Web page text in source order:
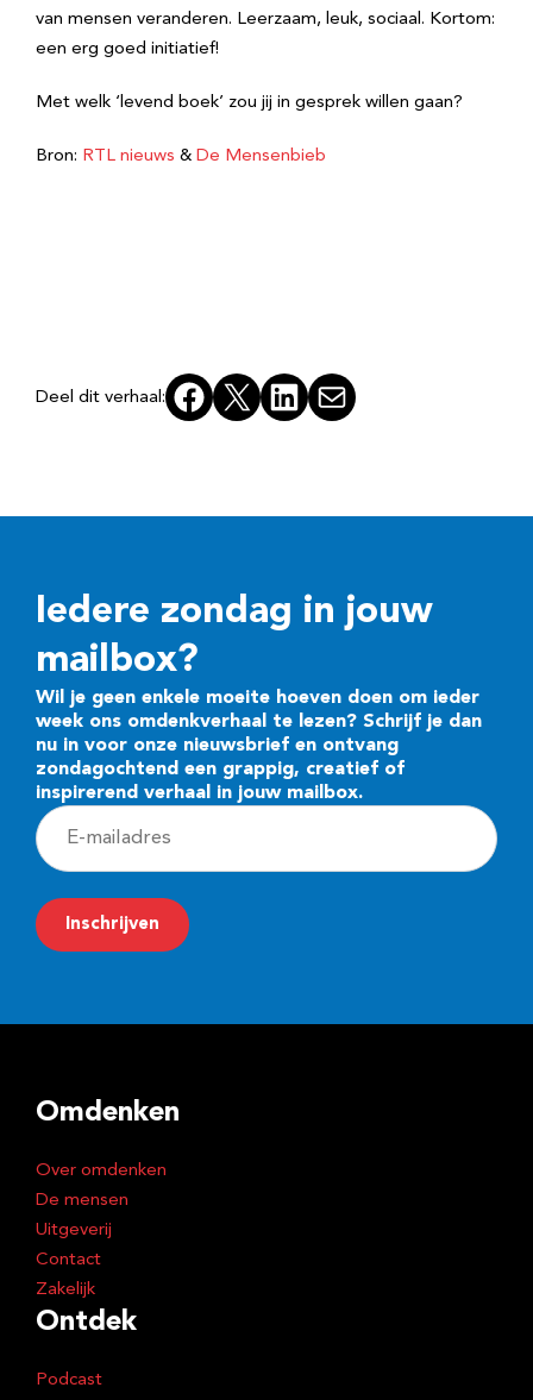
van mensen veranderen. Leerzaam, leuk, sociaal. Kortom:
een erg goed initiatief!
Met welk ‘levend boek’ zou jij in gesprek willen gaan?
Bron: RTL nieuws & De Mensenbieb
Deel dit verhaal: Facebook
X LinkedInE-mail
Iedere zondag in jouw
mailbox?
Wil je geen enkele moeite hoeven doen om ieder
week ons omdenkverhaal te lezen? Schrijf je dan
nu in voor onze nieuwsbrief en ontvang
zondagochtend een grappig, creatief of
inspirerend verhaal in jouw mailbox.
E
-
m
a
r
s
Inschrijven
Omdenken
Over omdenken
De mensen
Uitgeverij
Contact
Zakelijk
Ontdek
Podcast